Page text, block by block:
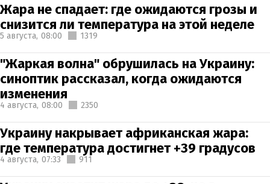
Жара не спадает: где ожидаются грозы и
снизится ли температура на этой неделе
5 августа, 08:00 1319
"Жаркая волна" обрушилась на Украину:
синоптик рассказал, когда ожидаются
изменения
4 августа, 08:00 2350
Украину накрывает африканская жара:
где температура достигнет +39 градусов
4 августа, 07:33 911